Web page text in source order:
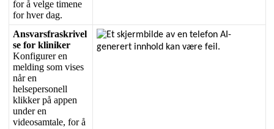
for å velge timene
for hver dag.
Ansvarsfraskrivel
se for kliniker
Konfigurer en
melding som vises
når en
helsepersonell
klikker på appen
under en
videosamtale, for å